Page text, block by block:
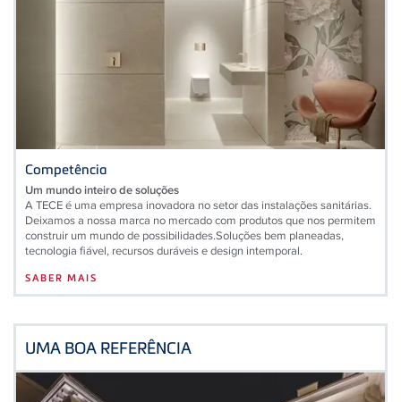
Competência
Um mundo inteiro de soluções
A TECE é uma empresa inovadora no setor das instalações sanitárias.
Deixamos a nossa marca no mercado com produtos que nos permitem
construir um mundo de possibilidades.Soluções bem planeadas,
tecnologia fiável, recursos duráveis ​​e design intemporal.
SABER MAIS
UMA BOA REFERÊNCIA